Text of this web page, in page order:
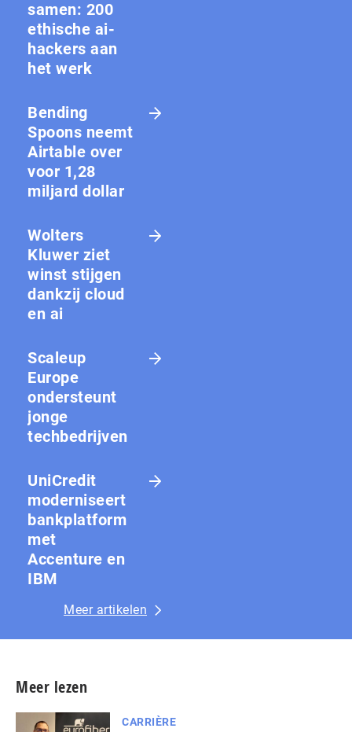
samen: 200
ethische ai-
hackers aan
het werk
Bending
Spoons neemt
Airtable over
voor 1,28
miljard dollar
Wolters
Kluwer ziet
winst stijgen
dankzij cloud
en ai
Scaleup
Europe
ondersteunt
jonge
techbedrijven
UniCredit
moderniseert
bankplatform
met
Accenture en
IBM
Meer artikelen
Meer lezen
CARRIÈRE